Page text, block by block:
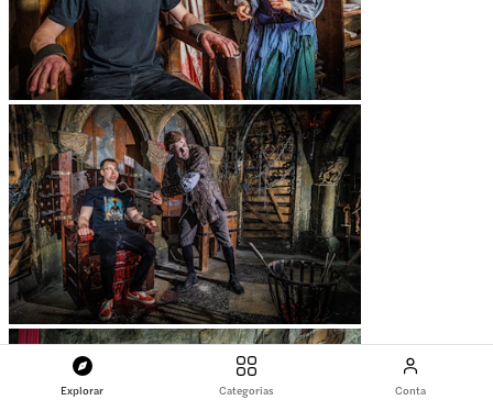
Explorar Categorias Conta